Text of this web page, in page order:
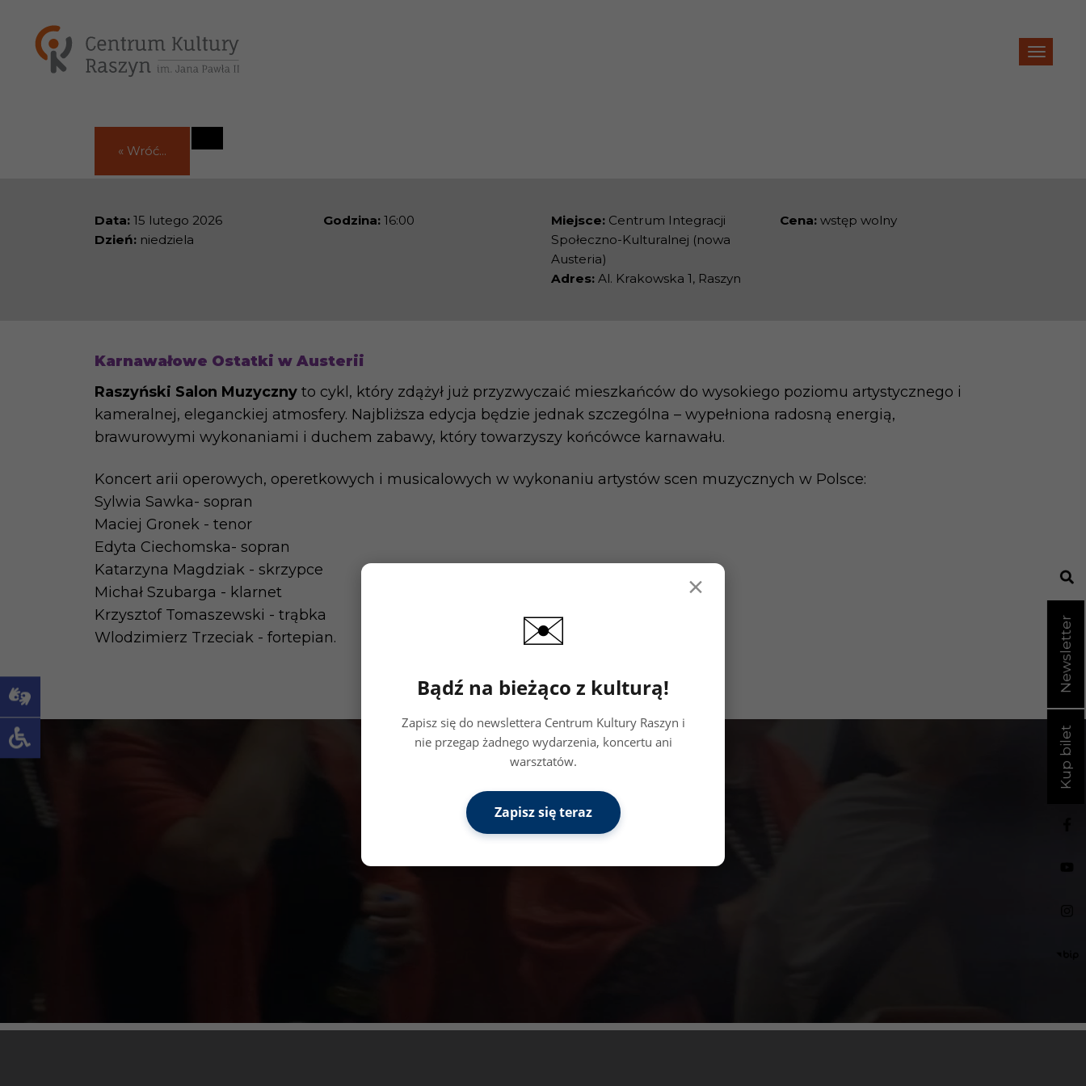
×
✉️
Bądź na bieżąco z kulturą!
Zapisz się do newslettera Centrum Kultury Raszyn i
nie przegap żadnego wydarzenia, koncertu ani
warsztatów.
Zapisz się teraz
« Wróć...
Data: 15 lutego 2026
Dzień: niedziela
Godzina: 16:00 Miejsce: Centrum Integracji
Społeczno-Kulturalnej (nowa
Austeria)
Adres: Al. Krakowska 1, Raszyn
Cena: wstęp wolny
Karnawałowe Ostatki w Austerii
Raszyński Salon Muzyczny to cykl, który zdążył już przyzwyczaić mieszkańców do wysokiego poziomu artystycznego i
kameralnej, eleganckiej atmosfery. Najbliższa edycja będzie jednak szczególna – wypełniona radosną energią,
brawurowymi wykonaniami i duchem zabawy, który towarzyszy końcówce karnawału.
Koncert arii operowych, operetkowych i musicalowych w wykonaniu artystów scen muzycznych w Polsce:
Sylwia Sawka- sopran
Maciej Gronek - tenor
Edyta Ciechomska- sopran
Katarzyna Magdziak - skrzypce
Michał Szubarga - klarnet
Krzysztof Tomaszewski - trąbka
Wlodzimierz Trzeciak - fortepian.
Kup bilet
Newsletter